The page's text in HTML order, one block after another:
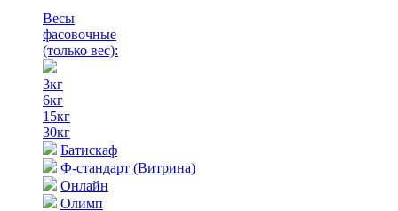
Весы
фасовочные
(только вес):
3кг
6кг
15кг
30кг
Батискаф
Ф-стандарт (Витрина)
Онлайн
Олимп